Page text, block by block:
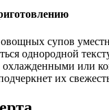
супов
однородной
охлажденными или
их